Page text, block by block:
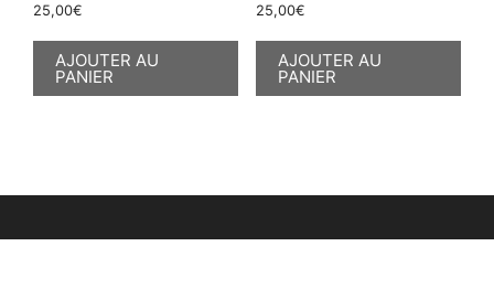
25,00€
AJOUTER AU
PANIER
25,00€
AJOUTER AU
PANIER